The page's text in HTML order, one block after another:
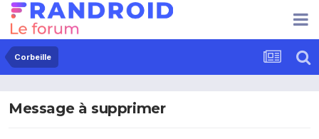
Corbeille
Message à supprimer